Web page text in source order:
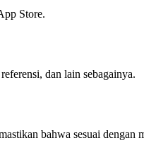
Store.
dan lain sebagainya.
bahwa sesuai dengan